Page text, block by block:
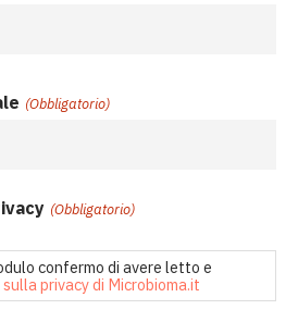
(Obbligatorio)
(Obbligatorio)
confermo di avere letto e
privacy di Microbioma.it